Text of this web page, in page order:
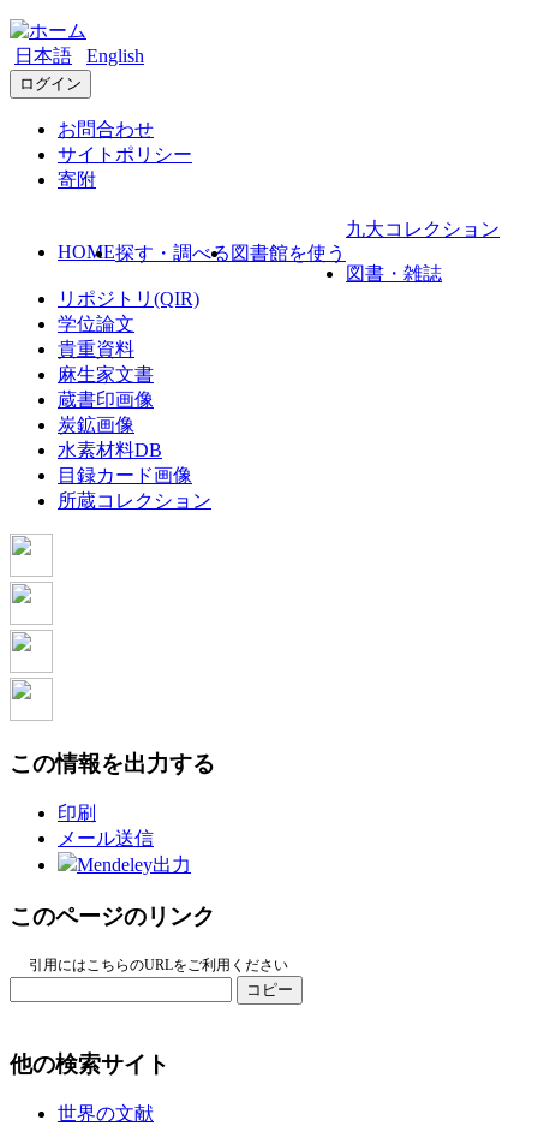
日本語 English
ログイン
お問合わせ
サイトポリシー
寄附
HOME探す・調べる 図書館を使う
九大コレクション
図書・雑誌
リポジトリ(QIR)
学位論文
貴重資料
麻生家文書
蔵書印画像
炭鉱画像
水素材料DB
目録カード画像
所蔵コレクション
この情報を出力する
印刷
メール送信
Mendeley出力
このページのリンク
引用にはこちらのURLをご利用ください
コピー
他の検索サイト
世界の文献